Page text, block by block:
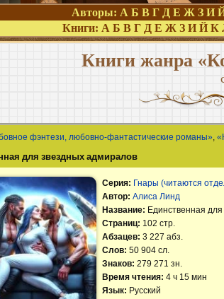
Авторы: А Б В Г Д Е Ж З И
Книги: А Б В Г Д Е Ж З И Й К
Книги жанра
фэнтези, любовно-фантастические романы»,
для звездных адмиралов
Серия: Гнары (читаются
Автор:Алиса Линд
Название: Единственная
Страниц: 102 стр.
Абзацев:3 227 абз.
Слов:50 904 сл.
Знаков:279 271 зн.
Время чтения:4 ч 15 мин
Язык: Русский